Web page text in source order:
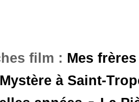
film : Mes
Mystère à Saint-